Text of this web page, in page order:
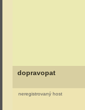
dopravopat
neregistrovaný host